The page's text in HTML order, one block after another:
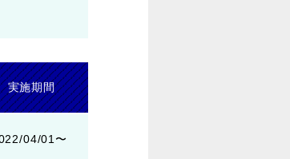
実施期間
04/01〜